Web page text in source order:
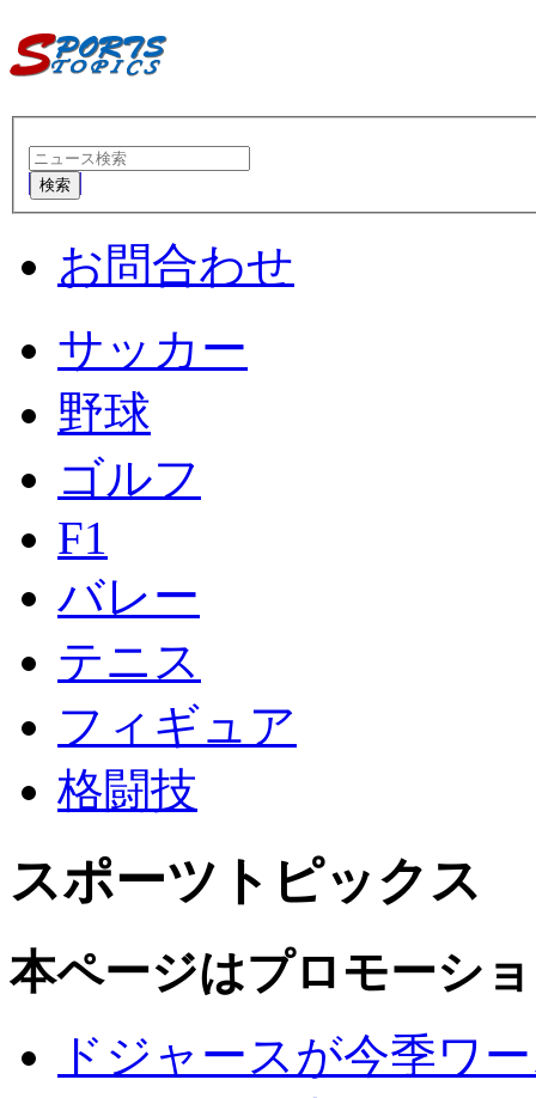
検索
お問合わせ
サッカー
野球
ゴルフ
F1
バレー
テニス
フィギュア
格闘技
スポーツトピックス
本ページはプロモーシ
ドジャースが今季ワ